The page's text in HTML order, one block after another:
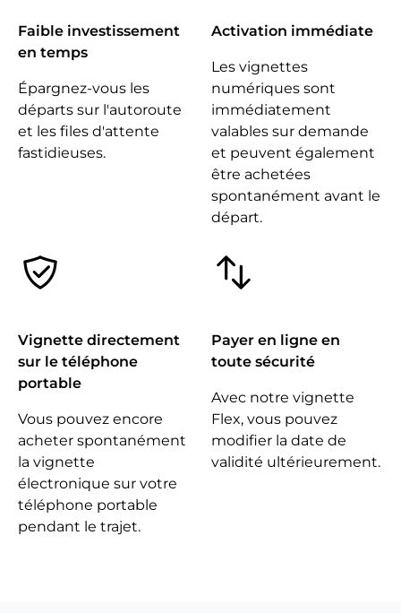
Faible investissement
en temps
Épargnez-vous les
départs sur l'autoroute
et les files d'attente
fastidieuses.
Activation immédiate
Les vignettes
numériques sont
immédiatement
valables sur demande
et peuvent également
être achetées
spontanément avant le
départ.
Vignette directement
sur le téléphone
portable
Vous pouvez encore
acheter spontanément
la vignette
électronique sur votre
téléphone portable
pendant le trajet.
Payer en ligne en
toute sécurité
Avec notre vignette
Flex, vous pouvez
modifier la date de
validité ultérieurement.